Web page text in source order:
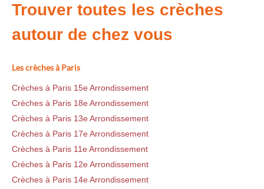
Trouver toutes les crèches
autour de chez vous
Les crèches à Paris
Crèches à Paris 15e Arrondissement
Crèches à Paris 18e Arrondissement
Crèches à Paris 13e Arrondissement
Crèches à Paris 17e Arrondissement
Crèches à Paris 11e Arrondissement
Crèches à Paris 12e Arrondissement
Crèches à Paris 14e Arrondissement